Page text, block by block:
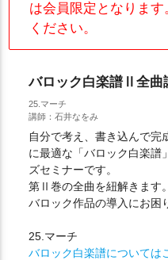
は会員限定となります
ください。
バロック白楽譜Ⅱ全曲
25.マーチ
講師：石井なをみ
自分で考え、書き込んで完
に最適な「バロック白楽譜
ズセミナーです。
第Ⅱ巻の全曲を紐解きます。
バロック作品の導入にお困
25.マーチ
バロック白楽譜については